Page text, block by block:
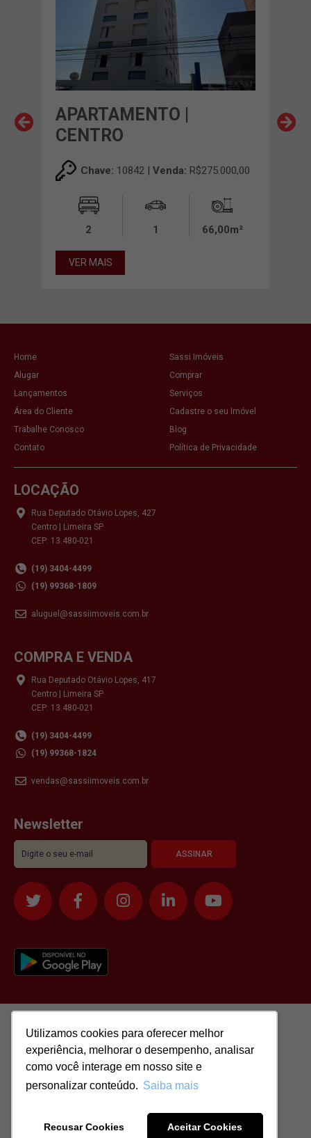
Utilizamos cookies para oferecer melhor
experiência, melhorar o desempenho, analisar
como você interage em nosso site e
personalizar conteúdo. Saiba mais
Recusar Cookies Aceitar Cookies
Utilizamos cookies para oferecer melhor
experiência, melhorar o desempenho, analisar
como você interage em nosso site e
personalizar conteúdo. Saiba mais
Recusar Cookies Aceitar Cookies
APARTAMENTO |
CENTRO
Chave: 10842 | Venda: R$275.000,00
2 1 66,00m²
VER MAIS
Home
Sassi Imóveis
Alugar
Comprar
Lançamentos
Serviços
Área do Cliente
Cadastre o seu Imóvel
Trabalhe Conosco
Blog
Contato
Política de Privacidade
LOCAÇÃO
Rua Deputado Otávio Lopes, 427
Centro | Limeira SP
CEP: 13.480-021
(19) 3404-4499
(19) 99368-1809
aluguel@sassiimoveis.com.br
COMPRA E VENDA
Rua Deputado Otávio Lopes, 417
Centro | Limeira SP
CEP: 13.480-021
(19) 3404-4499
(19) 99368-1824
vendas@sassiimoveis.com.br
Newsletter
51.417.293/0001-48 | CRECI: J-04970/1